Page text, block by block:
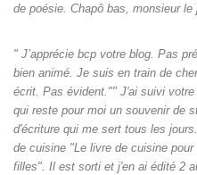
de poésie. Chapô bas, monsieur
" J’apprécie bcp votre blog. Pas
bien animé. Je suis en train de
écrit. Pas évident."" J'ai suivi
qui reste pour moi un souvenir de
d'écriture qui me sert tous les
de cuisine "Le livre de cuisine
filles". Il est sorti et j'en ai édité 2